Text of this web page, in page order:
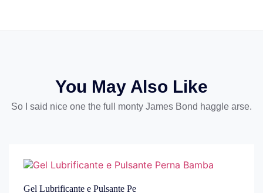
You May Also Like
So I said nice one the full monty James Bond haggle arse.
Gel Lubrificante e Pulsante Pe